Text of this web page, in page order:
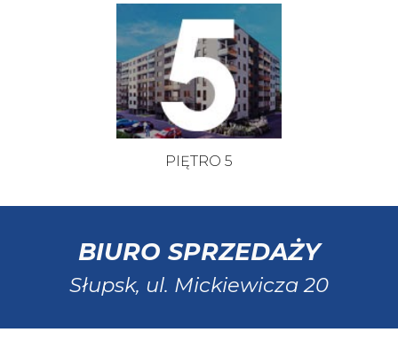
PIĘTRO 5
BIURO SPRZEDAŻY
Słupsk, ul. Mickiewicza 20